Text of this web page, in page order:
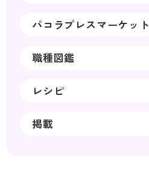
パコラプレスマーケット
職種図鑑
レシピ
掲載